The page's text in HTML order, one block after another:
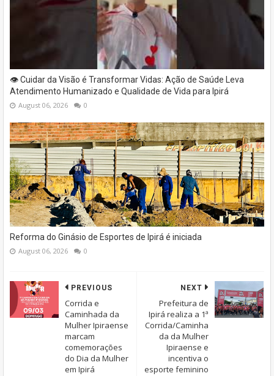
👁️ Cuidar da Visão é Transformar Vidas: Ação de Saúde Leva
Atendimento Humanizado e Qualidade de Vida para Ipirá
August 06, 2026 0
Reforma do Ginásio de Esportes de Ipirá é iniciada
August 06, 2026 0
NEXT
Prefeitura de
Ipirá realiza a 1ª
Corrida/Caminha
da da Mulher
Ipiraense e
incentiva o
esporte feminino
PREVIOUS
Corrida e
Caminhada da
Mulher Ipiraense
marcam
comemorações
do Dia da Mulher
em Ipirá